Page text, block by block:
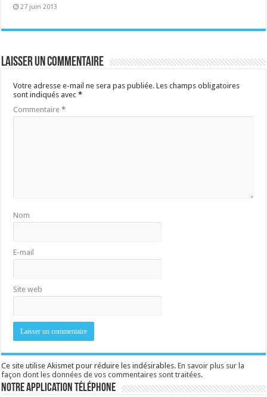
27 juin 2013
Laisser un commentaire
Votre adresse e-mail ne sera pas publiée. Les champs obligatoires
sont indiqués avec*
Commentaire*
Nom
E-mail
Site web
Ce site utilise Akismet pour réduire les indésirables.En savoir plus sur la
façon dont les données de vos commentaires sont traitées.
Notre application téléphone